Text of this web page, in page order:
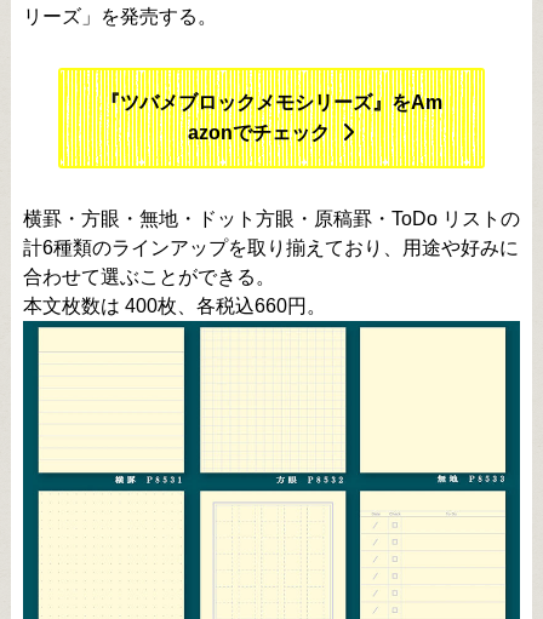
リーズ」を発売する。
『ツバメブロックメモシリーズ』をAm
azonでチェック
横罫・方眼・無地・ドット方眼・原稿罫・ToDo リストの
計6種類のラインアップを取り揃えており、用途や好みに
合わせて選ぶことができる。
本文枚数は 400枚、各税込660円。